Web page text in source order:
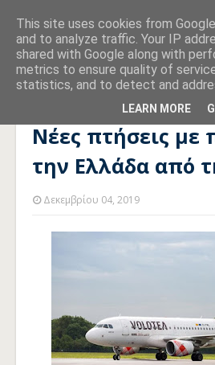
Αρχική σελίδα ΠΤΗΣΕΙΣ Νέες
Ελλάδα από την Volotea
Νέες πτήσεις με
την Ελλάδα από
Δεκεμβρίου 04, 2019
This site uses cookies from
and to analyze traffic. Your IP
shared with Google along with
metrics to ensure quality of
statistics, and to detect and
LEARN MORE